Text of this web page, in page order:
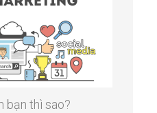
bạn thì sao?